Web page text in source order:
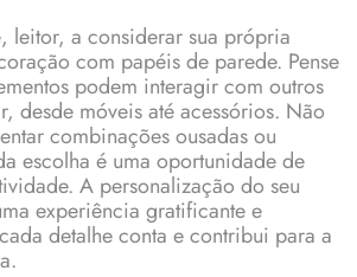
leitor, a considerar sua própria
com papéis de parede. Pense
podem interagir com outros
desde móveis até acessórios. Não
combinações ousadas ou
escolha é uma oportunidade de
A personalização do seu
experiência gratificante e
detalhe conta e contribui para a